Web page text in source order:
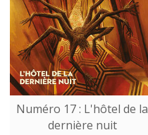
Numéro 17 : L'hôtel de la
dernière nuit